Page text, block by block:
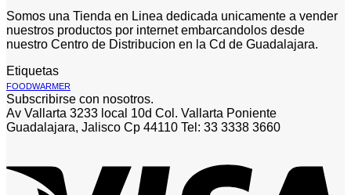
Somos una Tienda en Linea dedicada unicamente a vender
nuestros productos por internet embarcandolos desde
nuestro Centro de Distribucion en la Cd de Guadalajara.
Etiquetas
FOODWARMER
Subscribirse con nosotros.
Av Vallarta 3233 local 10d Col. Vallarta Poniente
Guadalajara, Jalisco Cp 44110 Tel: 33 3338 3660